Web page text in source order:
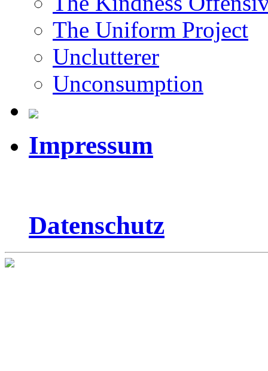
The Uniform Project
Unclutterer
Unconsumption
Impressum
Datenschutz